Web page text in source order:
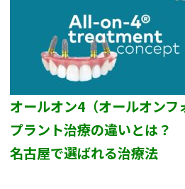
オールオン4（オールオンフ
プラント治療の違いとは？
名古屋で選ばれる治療法